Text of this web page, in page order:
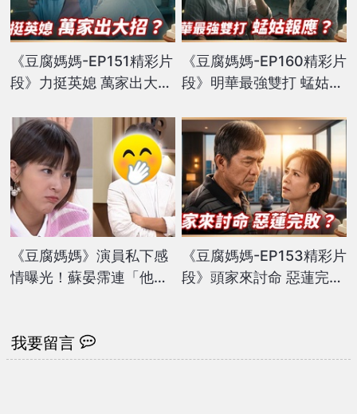
《豆腐媽媽-EP151精彩片
段》力挺英媳 萬家出大
《豆腐媽媽-EP160精彩片
段》明華最強雙打 蜢姑報
《豆腐媽媽》演員私下感
情曝光！蘇晏霈連「他」
《豆腐媽媽-EP153精彩片
段》頭家來討命 惡蓮完
我要留言